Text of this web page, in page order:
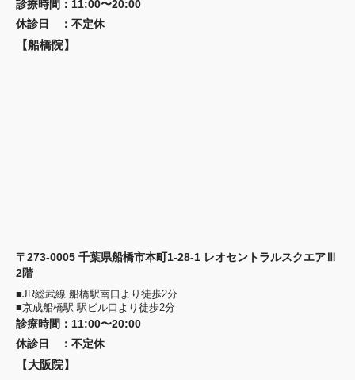
診療時間 ： 11:00〜20:00
休診日
： 不定休
【船橋院】
〒273-0005 千葉県船橋市本町1-28-1 レオセントラルスクエアⅢ
2階
■JR総武線 船橋駅南口より徒歩2分
■京成船橋駅 駅ビル口より徒歩2分
診療時間 ： 11:00〜20:00
休診日
： 不定休
【大阪院】